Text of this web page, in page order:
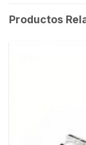
Productos